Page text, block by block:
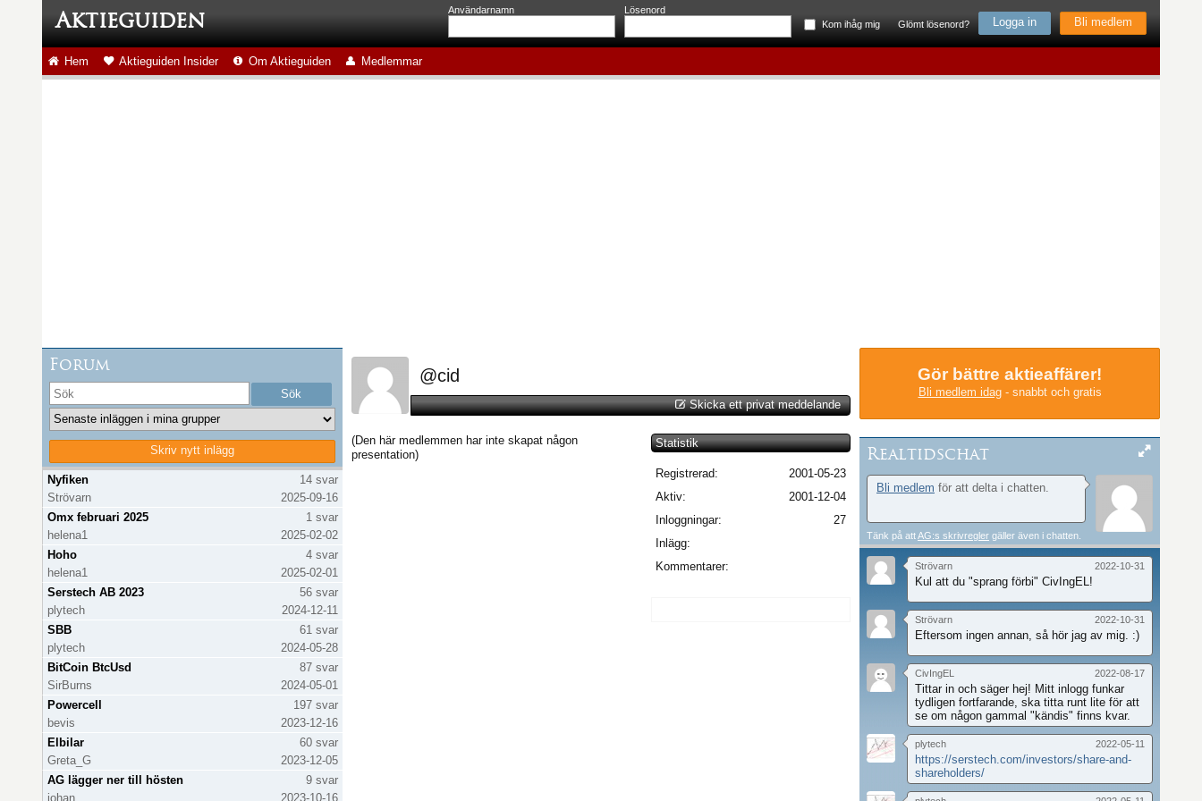
Aktieguiden Användarnamn
Lösenord
Kom ihåg mig
Glömt lösenord? Bli medlem
Hem Aktieguiden Insider Om Aktieguiden Medlemmar
Forum
Skriv nytt inlägg
Uppdaterar inläggslista...
Nyfiken
14 svar
2025-09-16
Strövarn
Omx februari 2025
1 svar
2025-02-02
helena1
Hoho
4 svar
2025-02-01
helena1
Serstech AB 2023
56 svar
2024-12-11
plytech
SBB
61 svar
2024-05-28
plytech
BitCoin BtcUsd
87 svar
2024-05-01
SirBurns
Powercell
197 svar
2023-12-16
bevis
Elbilar
60 svar
2023-12-05
Greta_G
AG lägger ner till hösten
9 svar
2023-10-16
johan
@cid
Skicka ett privat meddelande
(Den här medlemmen har inte skapat någon
presentation)
Statistik
Registrerad:
2001-05-23
Aktiv:
2001-12-04
Inloggningar:
27
Inlägg:
Kommentarer:
Gör bättre aktieaffärer!
Bli medlem idag- snabbt och gratis
Realtidschat
Bli medlem för att delta i chatten.
Tänk på attAG:s skrivregler gäller även i chatten.
2022-10-31
Strövarn
Kul att du "sprang förbi" CivIngEL!
2022-10-31
Strövarn
Eftersom ingen annan, så hör jag av mig. :)
2022-08-17
CivIngEL
Tittar in och säger hej! Mitt inlogg funkar
tydligen fortfarande, ska titta runt lite för att
se om någon gammal "kändis" finns kvar.
2022-05-11
plytech
https://serstech.com/investors/share-and-
shareholders/